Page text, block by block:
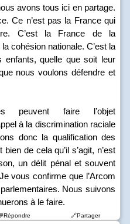
avons tous ici en partage.
Ce n’est pas la France qui
C’est la France de la
cohésion nationale. C’est la
enfants, quelle que soit leur
nous voulons défendre et
peuvent faire l’objet
à la discrimination raciale
donc la qualification des
de cela qu’il s’agit, n’est
un délit pénal et souvent
vous confirme que l’Arcom
Nous suivons
à le faire.
🔗Partager